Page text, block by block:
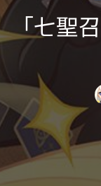
「七聖